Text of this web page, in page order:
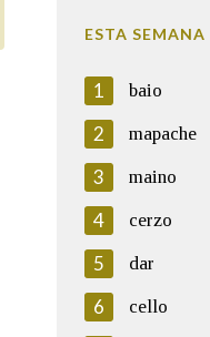
ESTA SEMANA
1 baio
2 mapache
3 maino
4 cerzo
5 dar
6 cello